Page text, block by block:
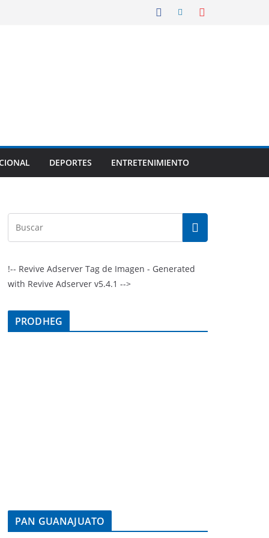
DEPORTES ENTRETENIMIENTO
!-- Revive Adserver Tag de Imagen - Generated
with Revive Adserver v5.4.1 -->
PRODHEG
PAN GUANAJUATO